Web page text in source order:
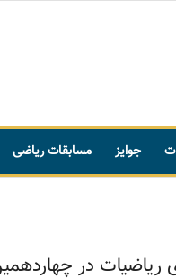
جوایز مسابقات ریاضی
ریاضیات در